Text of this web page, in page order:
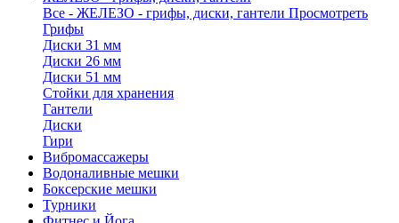
Все - ЖЕЛЕЗО - грифы, диски, гантели Просмотреть
Грифы
Диски 31 мм
Диски 26 мм
Диски 51 мм
Стойки для хранения
Гантели
Диски
Гири
Вибромассажеры
Водоналивные мешки
Боксерские мешки
Турники